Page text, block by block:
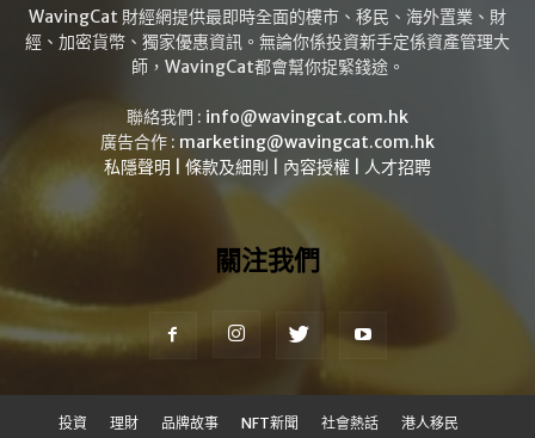
WavingCat 財經網提供最即時全面的樓市、移民、海外置業、財
經、加密貨幣、獨家優惠資訊。無論你係投資新手定係資產管理大
師，WavingCat都會幫你捉緊錢途。
聯絡我們 : info@wavingcat.com.hk
廣告合作 : marketing@wavingcat.com.hk
私隱聲明
條款及細則 內容授權 人才招聘
關注我們
投資 理財 品牌故事 NFT新聞 社會熱話
港人移民